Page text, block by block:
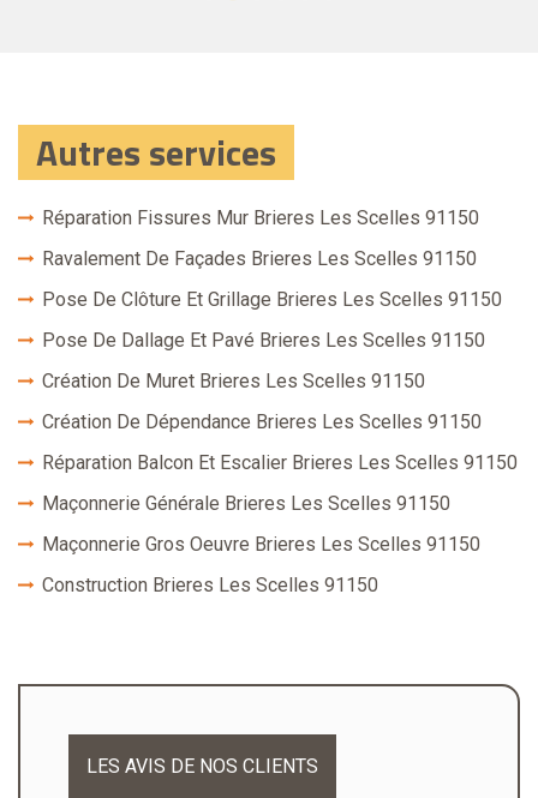
Autres services
Réparation Fissures Mur Brieres Les Scelles 91150
Ravalement De Façades Brieres Les Scelles 91150
Pose De Clôture Et Grillage Brieres Les Scelles 91150
Pose De Dallage Et Pavé Brieres Les Scelles 91150
Création De Muret Brieres Les Scelles 91150
Création De Dépendance Brieres Les Scelles 91150
Réparation Balcon Et Escalier Brieres Les Scelles 91150
Maçonnerie Générale Brieres Les Scelles 91150
Maçonnerie Gros Oeuvre Brieres Les Scelles 91150
Construction Brieres Les Scelles 91150
LES AVIS DE NOS CLIENTS